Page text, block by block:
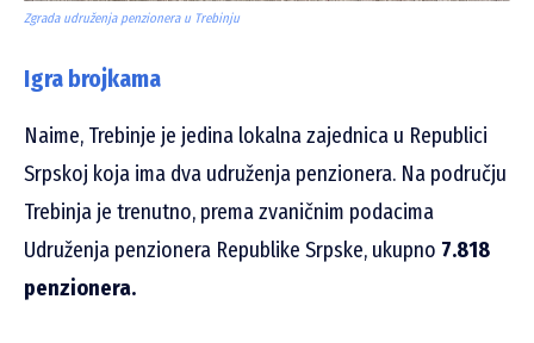
Zgrada udruženja penzionera u Trebinju
Igra brojkama
Naime, Trebinje je jedina lokalna zajednica u Republici
Srpskoj koja ima dva udruženja penzionera. Na području
Trebinja je trenutno, prema zvaničnim podacima
Udruženja penzionera Republike Srpske, ukupno 7.818
penzionera.